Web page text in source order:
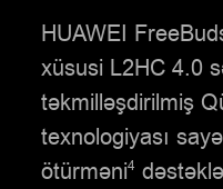
HUAWEI
xüsusi L2HC 4.0
təkmilləşdirilmiş
texnologiyası
ötürməni4